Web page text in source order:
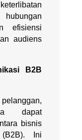
efisiensi
audiens
B2B
dapat
bisnis
Ini